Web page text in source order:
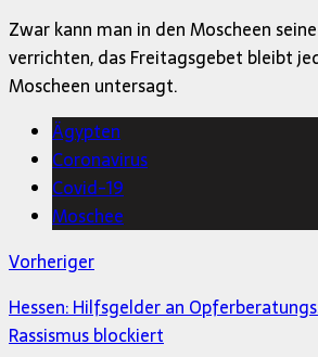
Zwar kann man in den Moscheen
verrichten, das Freitagsgebet bleibt
Moscheen untersagt.
Ägypten
Coronavirus
Covid-19
Moschee
Vorheriger
Hessen: Hilfsgelder an
Rassismus blockiert